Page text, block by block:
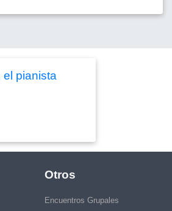
pianista
Otros
Encuentros Grupales